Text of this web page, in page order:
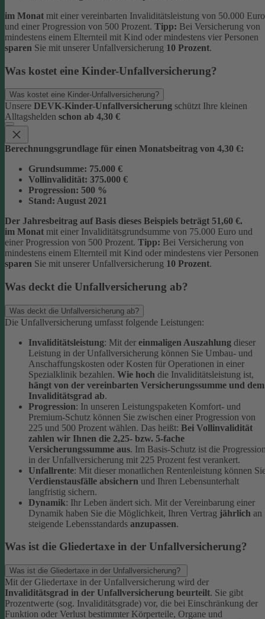
im Monat mit einer vereinbarten Invaliditätsleistung von 50.000 Euro
und einer Progression von 500 Prozent. Tipp: Bei Versicherung von
mindestens einem Elternteil mit Kind oder mindestens vier Personen
sparen Sie mit unserer Unfallversicherung 10 Prozent.
Was kostet eine Kinder-Unfallversicherung?
Was kostet eine Kinder-Unfallversicherung?
Unsere DEVK-Kinder-Unfallversicherung schützt Ihre kleinen
Alltagshelden schon ab 4,30 €
Berechnungsgrundlage für einen Monatsbeitrag von 4,30 €:
Grundsumme: 75.000 €
Vollinvalidität: 375.000 €
Progression: 500 %
Stand: August 2021
Der Jahresbeitrag auf Basis dieses Beispiels beträgt 51,60 €.
im Monat mit einer Invaliditätsgrundsumme von 75.000 Euro und
einer Progression von 500 Prozent. Tipp: Bei Versicherung von
mindestens einem Elternteil mit Kind oder mindestens vier Personen
sparen Sie mit unserer Unfallversicherung 10 Prozent.
Was deckt die Unfallversicherung ab?
Was deckt die Unfallversicherung ab?
Die Unfallversicherung umfasst folgende Leistungen:
Invaliditätsleistung: Mit der einmaligen Auszahlung dieser
Leistung in der Unfallversicherung können Sie Umbau- und
Anschaffungskosten oder Kosten für Operationen in einer
Spezialklinik bezahlen. Wie hoch die Invaliditätsleistung ist,
hängt von der vereinbarten Versicherungssumme und dem
Invaliditätsgrad ab.
Progression: In unseren Leistungspaketen Komfort- und
Premium-Schutz können Sie zwischen einer Progression von
225 und 500 Prozent wählen. Das heißt: Bei Vollinvalidität
zahlen wir Ihnen die 2,25- bzw. 5-fache
Versicherungssumme aus. Im Basis-Schutz ist die
in der Unfallversicherung mit 225 Prozent fest verankert.
Unfallrente: Mit dieser monatlichen Rentenleistung können
Verdienstausfälle absichern und Ihren Lebensunterhalt
langfristig sichern.
Dynamik: Ihr Leben ändert sich. Mit der Vereinbarung einer
Dynamik haben Sie die Möglichkeit, Ihren Vertrag jährlich an
steigende Lebensstandards anzupassen.
Was ist die Gliedertaxe in der Unfallversicherung?
Was ist die Gliedertaxe in der Unfallversicherung?
Mit der Gliedertaxe in der Unfallversicherung wird der
Invaliditätsgrad in der Unfallversicherung beurteilt. Sie gibt
Prozentwerte (sog. Invaliditätsgrade) vor, die bei Einschränkung der
Funktion oder Verlust bestimmter Körperteile, Organe und